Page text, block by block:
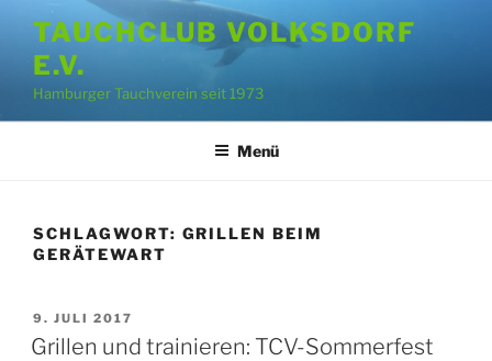
Inhalt
springen
TAUCHCLUB VOLKSDORF
E.V.
Hamburger Tauchverein seit 1973
Menü
SCHLAGWORT: GRILLEN BEIM
GERÄTEWART
VERÖFFENTLICHT
AM
9. JULI 2017
Grillen und trainieren: TCV-Sommerfest